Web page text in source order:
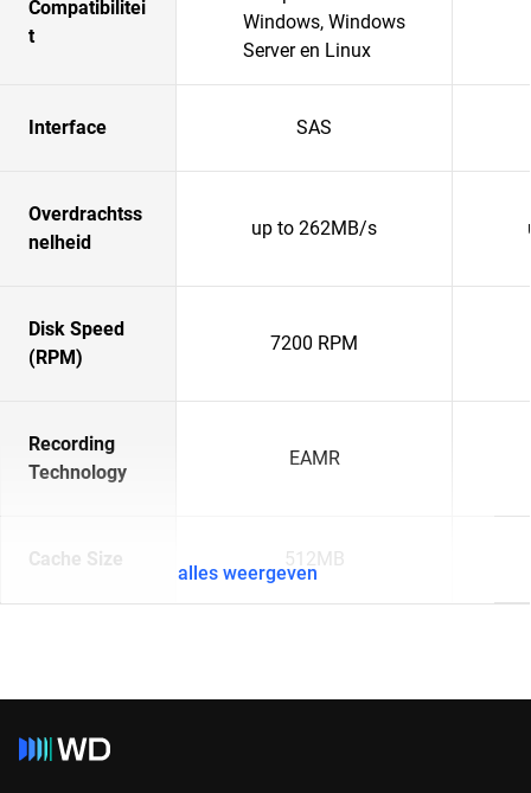
Compatibilitei
t
Windows, Windows
Server en Linux
Interface SAS
Overdrachtss
nelheid
up to 262MB/s
Disk Speed
(RPM)
7200 RPM
Recording
Technology
EAMR
Cache Size 512MB
alles weergeven